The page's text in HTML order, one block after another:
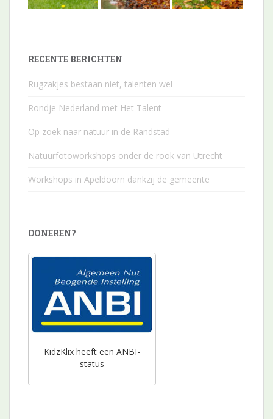
RECENTE BERICHTEN
Rugzakjes bestaan niet, talenten wel
Rondje Nederland met Het Talent
Op zoek naar natuur in de Randstad
Natuurfotoworkshops onder de rook van Utrecht
Workshops in Apeldoorn dankzij de gemeente
DONEREN?
KidzKlix heeft een ANBI-
status